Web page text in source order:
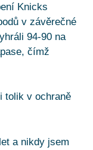
Knicks
v závěrečné
94-90 na
čímž
tolik v ochraně
a nikdy jsem